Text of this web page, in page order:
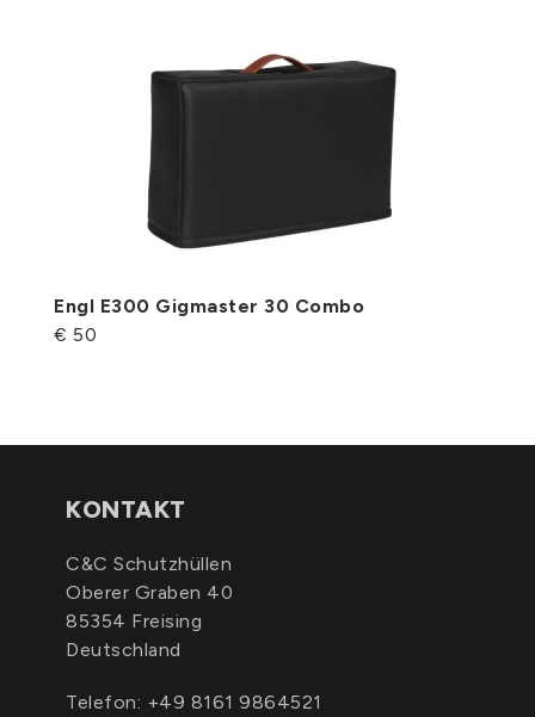
Engl E300 Gigmaster 30 Combo
€ 50
KONTAKT
C&C Schutzhüllen
Oberer Graben 40
85354 Freising
Deutschland
Telefon: +49 8161 9864521